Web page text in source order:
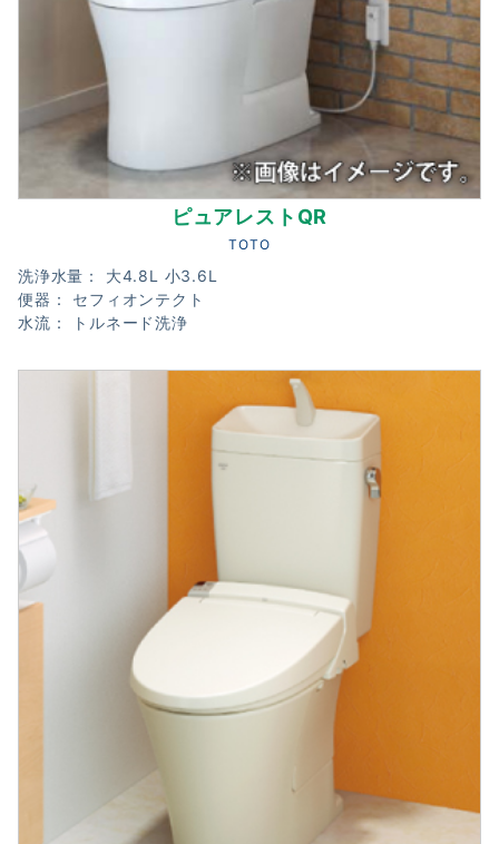
ピュアレストQR
TOTO
洗浄水量： 大4.8L 小3.6L
便器： セフィオンテクト
水流： トルネード洗浄